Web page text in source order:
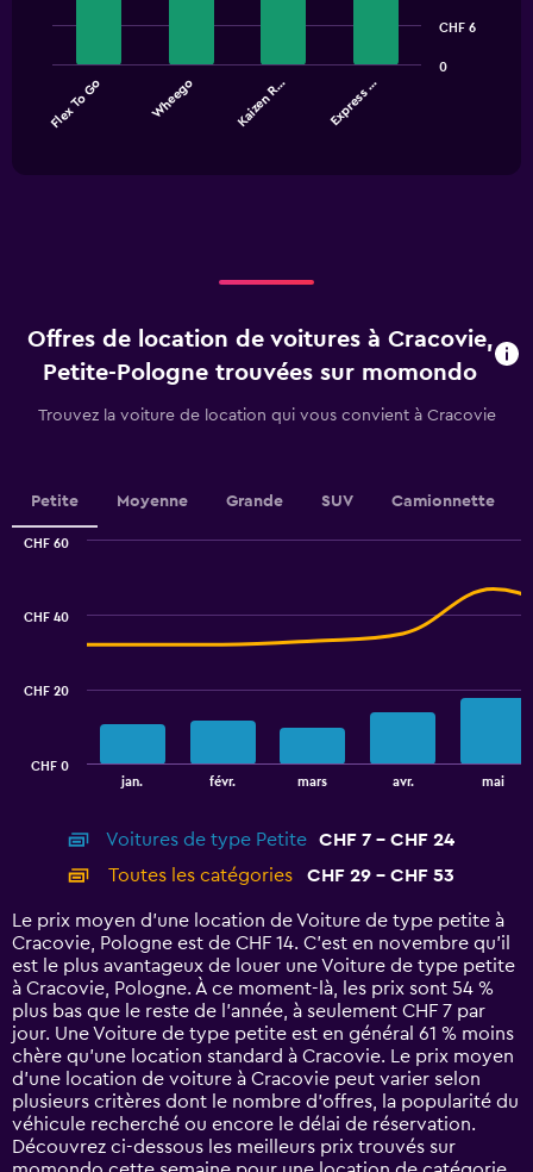
chart
The
chart
1
values.
Range:
0
Flex To Go Wheego Kaizen R… Express …
0
CHF 6
End
Offres de location de voitures à Cracovie,
Petite-Pologne trouvées sur momondo
Trouvez la voiture de location qui vous convient à Cracovie
Petite Moyenne Grande SUV Camionnette
displaying
categories.
Range:
14
categories.
The
chart
has
1
Y
axis
displaying
values.
Range:
0
jan. févr. mars avr. mai
CHF 0
CHF 20
CHF 40
CHF 60
Voitures de type Petite
CHF 7 - CHF 24
Toutes les catégories
CHF 29 - CHF 53
Le prix moyen d’une location de Voiture de type petite à
Cracovie, Pologne est de CHF 14. C’est en novembre qu'il
est le plus avantageux de louer une Voiture de type petite
à Cracovie, Pologne. À ce moment-là, les prix sont 54 %
plus bas que le reste de l’année, à seulement CHF 7 par
jour. Une Voiture de type petite est en général 61 % moins
chère qu'une location standard à Cracovie. Le prix moyen
d’une location de voiture à Cracovie peut varier selon
plusieurs critères dont le nombre d’offres, la popularité du
véhicule recherché ou encore le délai de réservation.
Découvrez ci-dessous les meilleurs prix trouvés sur